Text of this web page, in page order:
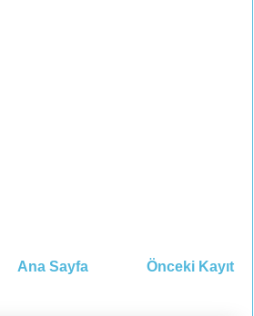
Önceki Kayıt
Ana Sayfa